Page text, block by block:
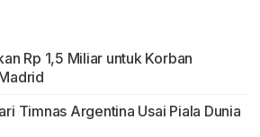
Rp 1,5 Miliar untuk Korban
Timnas Argentina Usai Piala Dunia